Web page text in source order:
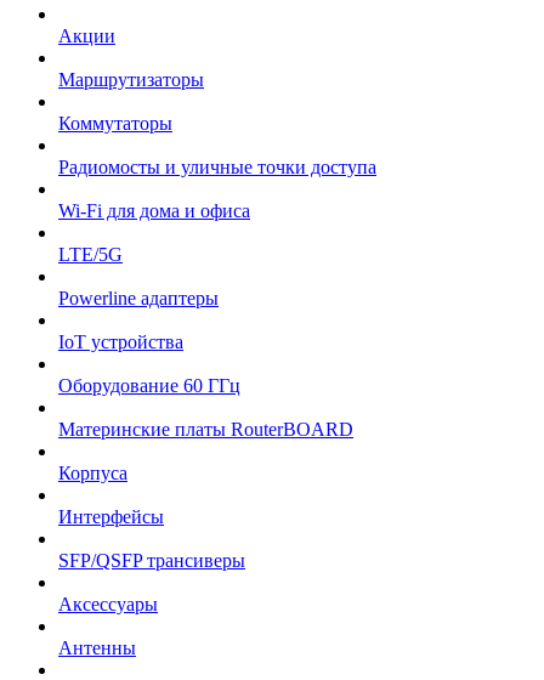
Акции
Маршрутизаторы
Коммутаторы
Радиомосты и уличные точки доступа
Wi-Fi для дома и офиса
LTE/5G
Powerline адаптеры
IoT устройства
Оборудование 60 ГГц
Материнские платы RouterBOARD
Корпуса
Интерфейсы
SFP/QSFP трансиверы
Аксессуары
Антенны